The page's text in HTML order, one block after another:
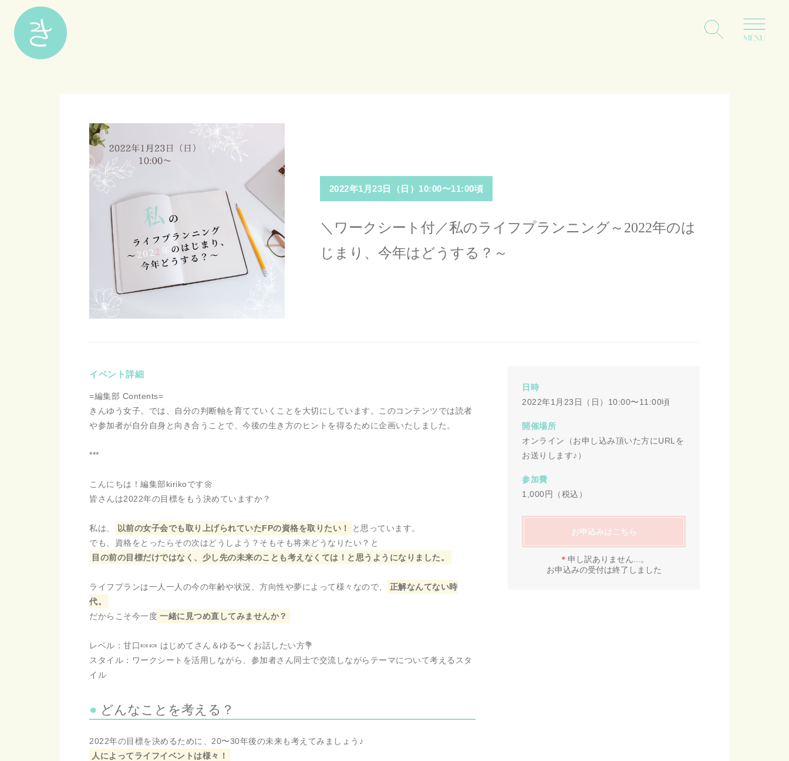
2022年1月23日（日）10:00〜11:00頃
＼ワークシート付／私のライフプランニング～2022年のは
じまり、今年はどうする？～
イベント詳細
=編集部 Contents=
きんゆう女子。では、自分の判断軸を育てていくことを大切にしています。このコンテンツでは読者
や参加者が自分自身と向き合うことで、今後の生き方のヒントを得るために企画いたしました。
***
こんにちは！編集部kirikoです🌼
皆さんは2022年の目標をもう決めていますか？
私は、 以前の女子会でも取り上げられていたFPの資格を取りたい！
と思っています。
でも、資格をとったらその次はどうしよう？そもそも将来どうなりたい？と
目の前の目標だけではなく、少し先の未来のことも考えなくては！と思うようになりました。
ライフプランは一人一人の今の年齢や状況、方向性や夢によって様々なので、
正解なんてない時
代。
だからこそ今一度 一緒に見つめ直してみませんか？
レベル：甘口🍬🍬 はじめてさん＆ゆる〜くお話したい方💐
スタイル：ワークシートを活用しながら、参加者さん同士で交流しながらテーマについて考えるスタ
イル
どんなことを考える？
2022年の目標を決めるために、20〜30年後の未来も考えてみましょう♪
人によってライフイベントは様々！
日時
2022年1月23日（日）10:00〜11:00頃
開催場所
オンライン（お申し込み頂いた方にURLを
お送りします♪）
参加費
1,000円（税込）
お申込みはこちら
＊ 申し訳ありません...。
お申込みの受付は終了しました